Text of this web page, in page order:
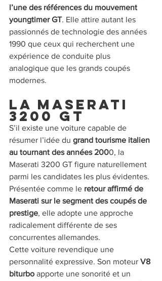
l’une des références du mouvement
youngtimer GT. Elle attire autant les
passionnés de technologie des années
1990 que ceux qui recherchent une
expérience de conduite plus
analogique que les grands coupés
modernes.
La Maserati
3200 GT
S’il existe une voiture capable de
résumer l’idée du grand tourisme italien
au tournant des années 2000, la
Maserati 3200 GT figure naturellement
parmi les candidates les plus évidentes.
Présentée comme le retour affirmé de
Maserati sur le segment des coupés de
prestige, elle adopte une approche
radicalement différente de ses
concurrentes allemandes.
Cette voiture revendique une
personnalité expressive. Son moteur V8
biturbo apporte une sonorité et un